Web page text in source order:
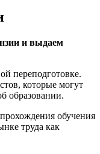
и выдаем
переподготовке.
которые могут
образовании.
обучения
труда как